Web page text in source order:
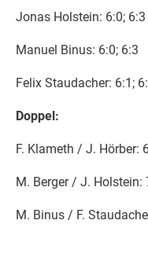
Jonas Holstein: 6:0; 6:3
Manuel Binus: 6:0; 6:3
Felix Staudacher: 6:1;
Doppel:
F. Klameth / J. Hörber:
M. Berger / J. Holstein:
M. Binus / F.